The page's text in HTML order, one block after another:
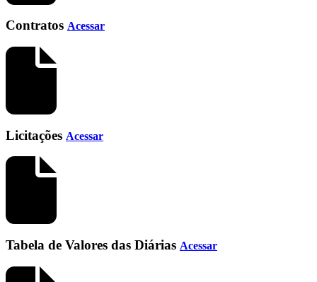
Contratos Acessar
Licitações Acessar
Tabela de Valores das Diárias Acessar